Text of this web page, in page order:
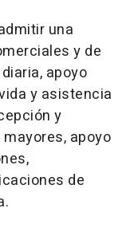
una
y de
apoyo
y asistencia
y
apoyo
de